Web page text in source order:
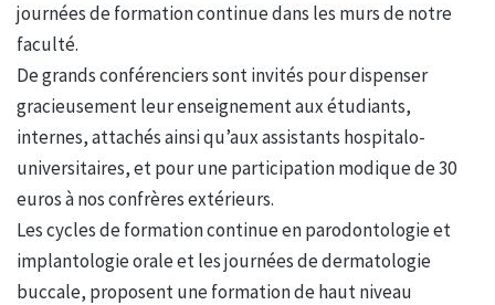
journées de formation continue dans les murs de notre
faculté.
De grands conférenciers sont invités pour dispenser
gracieusement leur enseignement aux étudiants,
internes, attachés ainsi qu’aux assistants hospitalo-
universitaires, et pour une participation modique de 30
euros à nos confrères extérieurs.
Les cycles de formation continue en parodontologie et
implantologie orale et les journées de dermatologie
buccale, proposent une formation de haut niveau